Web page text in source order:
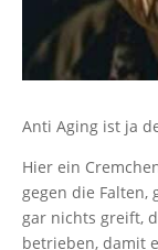
Anti Aging ist ja
Hier ein
gegen die Falten,
gar nichts greift,
betrieben, damit